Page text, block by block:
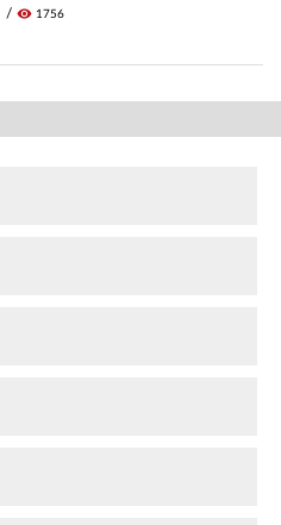
visibility 1756